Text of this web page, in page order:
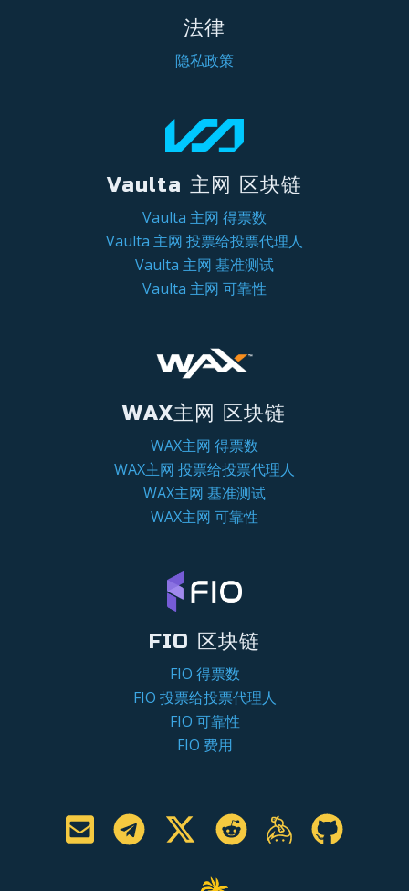
法律
隐私政策
Vaulta 主网 区块链
Vaulta 主网 得票数
Vaulta 主网 投票给投票代理人
Vaulta 主网 基准测试
Vaulta 主网 可靠性
WAX主网 区块链
WAX主网 得票数
WAX主网 投票给投票代理人
WAX主网 基准测试
WAX主网 可靠性
FIO 区块链
FIO 得票数
FIO 投票给投票代理人
FIO 可靠性
FIO 费用